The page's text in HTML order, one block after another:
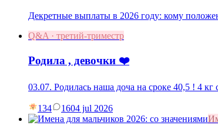
Декретные выплаты в 2026 году: кому
Q&A · третий-триместр
Родила , девочки ❤️
03.07. Родилась наша доча на сроке 40,5 ! 4
134 1604 jul 2026